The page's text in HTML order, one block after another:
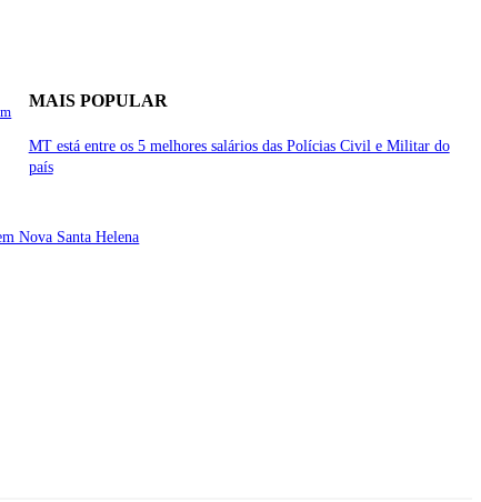
MAIS POPULAR
MT está entre os 5 melhores salários das Polícias Civil e Militar do
país
Nova Santa Helena